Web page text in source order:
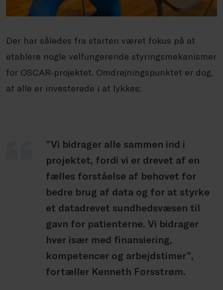
Der har således fra starten været fokus på at
etablere nogle velfungerende styringsmekanismer
for OSCAR-projektet. Omdrejningspunktet er dog,
at alle er investerede i at lykkes:
”Vi bidrager alle sammen ind i
projektet, fordi vi er drevet af en
fælles forståelse af behovet for
bedre brug af data og for at styrke
et datadrevet sundhedsvæsen til
gavn for patienterne. Vi bidrager
hver især med finansiering,
kompetencer og arbejdstimer”,
fortæller Kenneth Forsstrøm.